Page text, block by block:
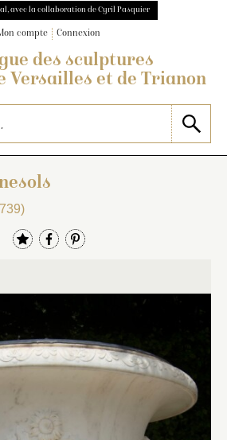
avec la collaboration de Cyril Pasquier
compte Connexion
des sculptures
Versailles et de Trianon